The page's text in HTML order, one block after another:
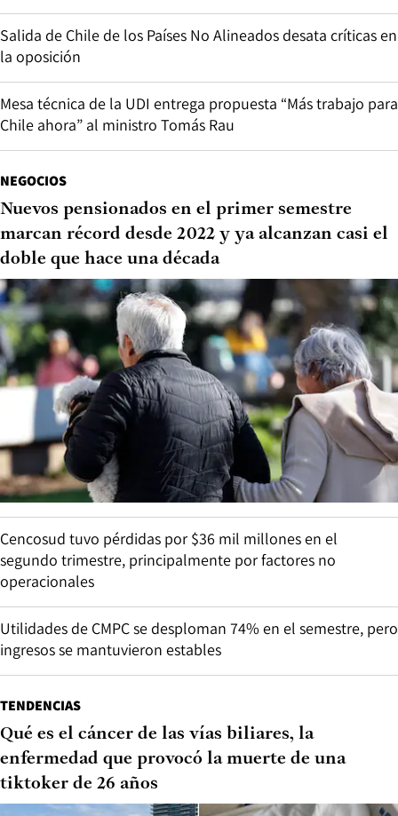
Salida de Chile de los Países No Alineados desata críticas en
la oposición
Mesa técnica de la UDI entrega propuesta “Más trabajo para
Chile ahora” al ministro Tomás Rau
NEGOCIOS
Nuevos pensionados en el primer semestre
marcan récord desde 2022 y ya alcanzan casi el
doble que hace una década
Cencosud tuvo pérdidas por $36 mil millones en el
segundo trimestre, principalmente por factores no
operacionales
Utilidades de CMPC se desploman 74% en el semestre, pero
ingresos se mantuvieron estables
TENDENCIAS
Qué es el cáncer de las vías biliares, la
enfermedad que provocó la muerte de una
tiktoker de 26 años